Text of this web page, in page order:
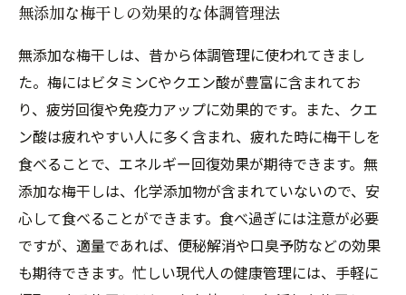
無添加な梅干しの効果的な体調管理法
無添加な梅干しは、昔から体調管理に使われてきまし
た。梅にはビタミンCやクエン酸が豊富に含まれてお
り、疲労回復や免疫力アップに効果的です。また、クエ
ン酸は疲れやすい人に多く含まれ、疲れた時に梅干しを
食べることで、エネルギー回復効果が期待できます。無
添加な梅干しは、化学添加物が含まれていないので、安
心して食べることができます。食べ過ぎには注意が必要
ですが、適量であれば、便秘解消や口臭予防などの効果
も期待できます。忙しい現代人の健康管理には、手軽に